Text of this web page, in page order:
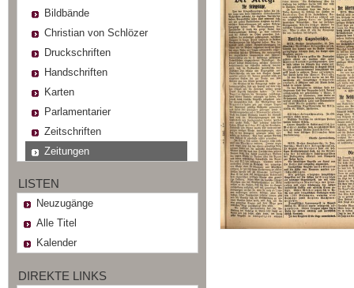
Bildbände
Christian von Schlözer
Druckschriften
Handschriften
Karten
Parlamentarier
Zeitschriften
Zeitungen
LISTEN
Neuzugänge
Alle Titel
Kalender
DIREKTE LINKS